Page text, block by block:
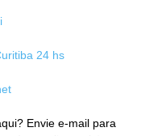
24 hs
Envie e-mail para